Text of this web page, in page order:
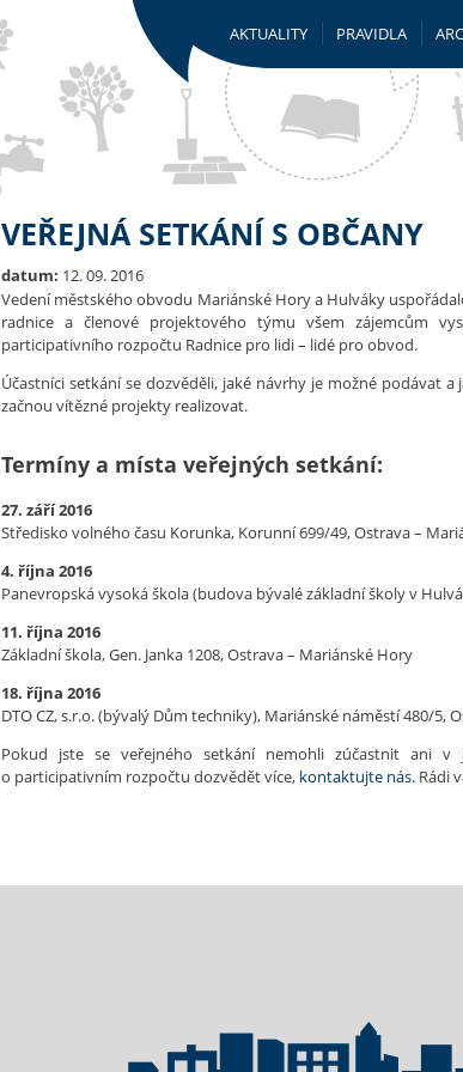
AKTUALITY PRAVIDLA
VEŘEJNÁ SETKÁNÍ S OBČANY
datum: 12. 09. 2016
Vedení městského obvodu Mariánské Hory a Hulváky
radnice a členové projektového týmu všem zájemcům
participativního rozpočtu Radnice pro lidi – lidé pro obvod.
Účastníci setkání se dozvěděli, jaké návrhy je možné podávat
začnou vítězné projekty realizovat.
Termíny a místa veřejných setkání:
27. září 2016
Středisko volného času Korunka, Korunní 699/49, Ostrava –
4. října 2016
Panevropská vysoká škola (budova bývalé základní školy v
11. října 2016
Základní škola, Gen. Janka 1208, Ostrava – Mariánské Hory
18. října 2016
DTO CZ, s.r.o. (bývalý Dům techniky), Mariánské náměstí 480/5,
Pokud jste se veřejného setkání nemohli zúčastnit ani
o participativním rozpočtu dozvědět více, kontaktujte nás. Rádi